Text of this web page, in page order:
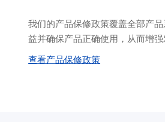
我们的产品保修政策覆盖全部产
益并确保产品正确使用，从而增强
查看产品保修政策